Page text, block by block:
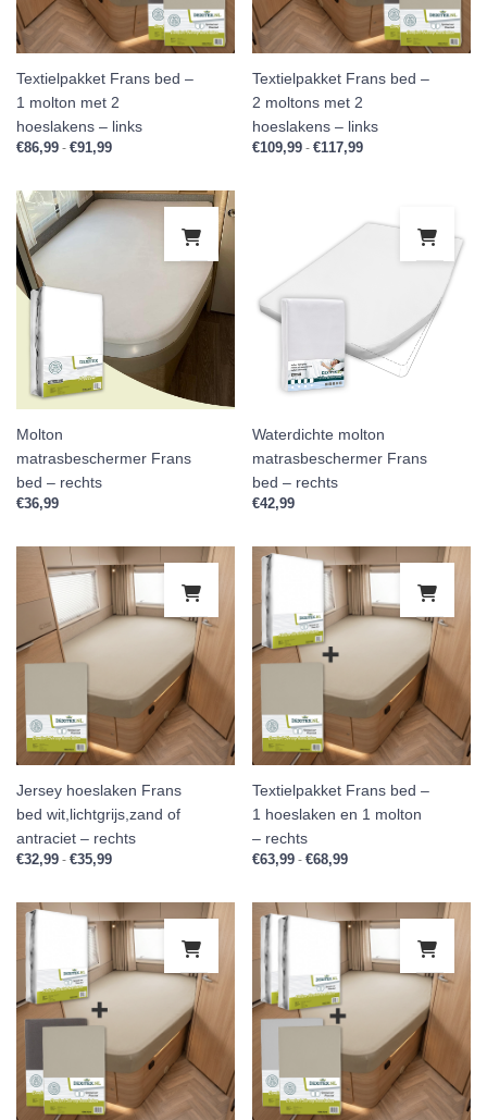
Textielpakket Frans bed –
1 molton met 2
hoeslakens – links
€86,99 - €91,99Prijsklasse: €86,99 tot €91,99
Textielpakket Frans bed –
2 moltons met 2
hoeslakens – links
€109,99 - €117,99Prijsklasse: €109,99
Molton
matrasbeschermer Frans
bed – rechts
€36,99
Waterdichte molton
matrasbeschermer Frans
bed – rechts
€42,99
Dit product heeft meerdere variaties.
Jersey hoeslaken Frans
bed wit,lichtgrijs,zand of
antraciet – rechts
€32,99 - €35,99Prijsklasse: €32,99 tot €35,99
Textielpakket Frans bed –
1 hoeslaken en 1 molton
– rechts
€63,99 - €68,99Prijsklasse: €63,99 tot
Dit product heeft meerdere variaties.